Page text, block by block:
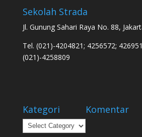
Sekolah Strada
Jl. Gunung Sahari Raya No. 88,
Tel. (021)-4204821; 4256572;
(021)-4258809
Kategori
Kategori
Komentar